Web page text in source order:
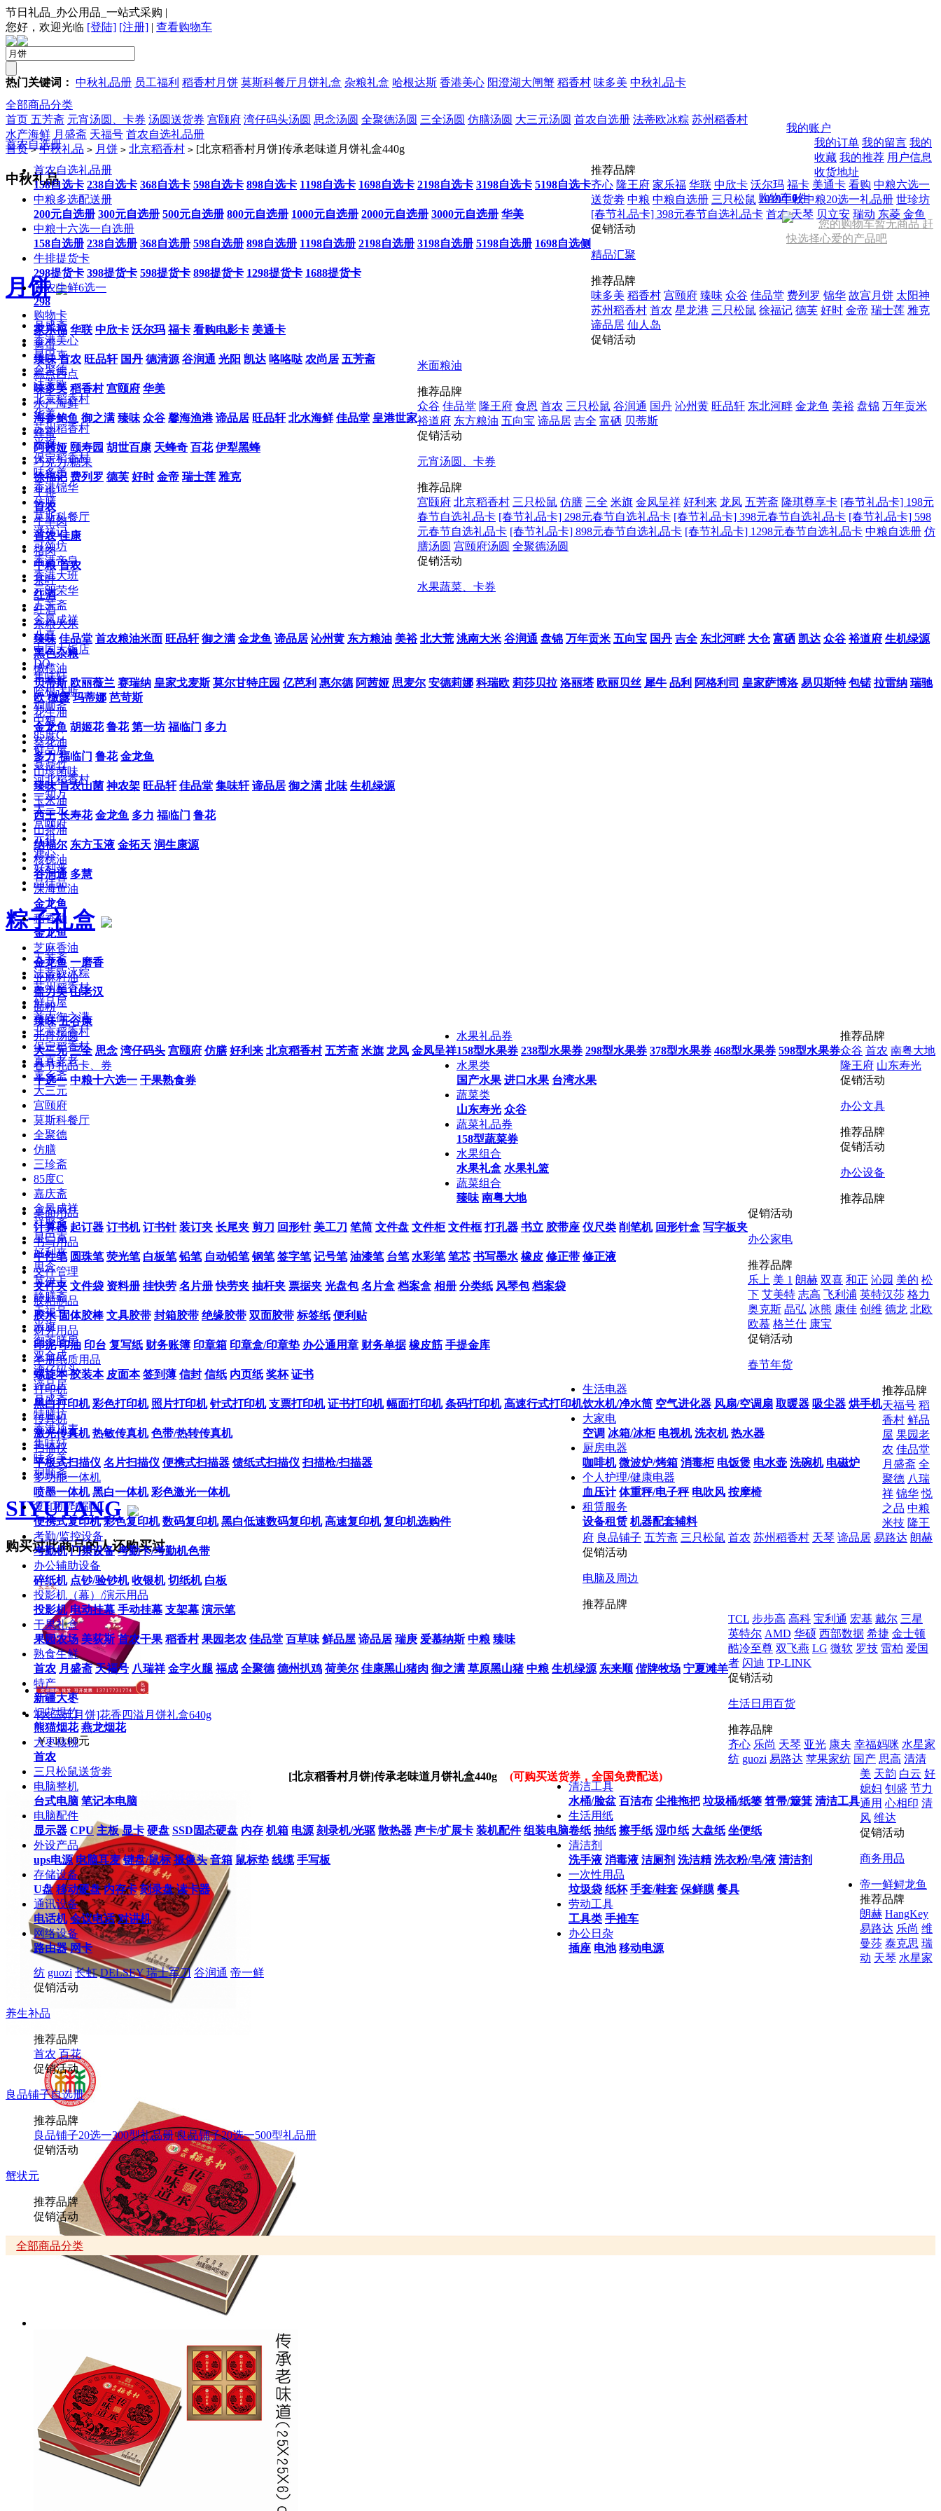
节日礼品_办公用品_一站式采购 |
您好，欢迎光临 [登陆] [注册] | 查看购物车
热门关键词： 中秋礼品册 员工福利 稻香村月饼 莫斯科餐厅月饼礼盒 杂粮礼盒 哈根达斯 香港美心 阳澄湖大闸蟹 稻香村 味多美 中秋礼品卡
我的账户
我的订单 我的留言 我的
收藏 我的推荐 用户信息
收货地址
购物车0件
您的购物车暂无商品 赶
快选择心爱的产品吧
全部商品分类
首农自选册
首农自选礼品册
158自选卡 238自选卡 368自选卡 598自选卡 898自选卡 1198自选卡 1698自选卡 2198自选卡 3198自选卡 5198自选卡
中粮多选配送册
200元自选册 300元自选册 500元自选册 800元自选册 1000元自选册 2000元自选册 3000元自选册 华美
中粮十六选一自选册
158自选册 238自选册 368自选册 598自选册 898自选册 1198自选册 2198自选册 3198自选册 5198自选册 1698自选侧
牛排提货卡
298提货卡 398提货卡 598提货卡 898提货卡 1298提货卡 1688提货卡
首农生鲜6选一
298
购物卡
家乐福 华联 中欣卡 沃尔玛 福卡 看购电影卡 美通卡
推荐品牌
齐心 隆王府 家乐福 华联 中欣卡 沃尔玛 福卡 美通卡 看购 中粮六选一
送货劵 中粮 中粮自选册 三只松鼠 2019中秋中粮20选一礼品册 世珍坊
[春节礼品卡] 398元春节自选礼品卡 首农 天琴 贝立安 瑞动 东菱 金鱼
促销活动
精品汇聚
禽蛋
臻味 首农 旺品轩 国丹 德清源 谷润通 光阳 凯达 咯咯哒 农尚居 五芳斋
糕点西点
味多美 稻香村 宫颐府 华美
水产海鲜
海参鲍鱼 御之满 臻味 众谷 馨海渔港 谛品居 旺品轩 北水海鲜 佳品堂 皇港世家
蜂蜜
阿茜娅 颐寿园 胡世百康 天蜂奇 百花 伊犁黑蜂
巧克力/糖果
徐福记 费列罗 德芙 好时 金帝 瑞士莲 雅克
牛排
首农
牛羊肉
首农 佳康
猪肉
中粮 首农
茶叶
红酒
红酒
推荐品牌
味多美 稻香村 宫颐府 臻味 众谷 佳品堂 费列罗 锦华 故宫月饼 太阳神
苏州稻香村 首农 星龙港 三只松鼠 徐福记 德芙 好时 金帝 瑞士莲 雅克
谛品居 仙人岛
促销活动
米面粮油
杂粮大米
臻味 佳品堂 首农粮油米面 旺品轩 御之满 金龙鱼 谛品居 沁州黄 东方粮油 美裕 北大荒 洮南大米 谷润通 盘锦 万年贡米 五向宝 国丹 吉全 东北河畔 大仓 富硒 凯达 众谷 裕道府 生机绿源
黑色杂粮
橄榄油
贝蒂斯 欧丽薇兰 赛瑞纳 皇家戈麦斯 莫尔甘特庄园 亿芭利 惠尔德 阿茜娅 思麦尔 安德莉娜 科瑞欧 莉莎贝拉 洛丽塔 欧丽贝丝 犀牛 品利 阿格利司 皇家萨博洛 易贝斯特 包锘 拉雷纳 瑞驰
欧 橄露 玛蒂娜 芭苛斯
花生油
金龙鱼 胡姬花 鲁花 第一坊 福临门 多力
葵花油
多力 福临门 鲁花 金龙鱼
山珍菌味
臻味 首农山菌 神农架 旺品轩 佳品堂 集味轩 谛品居 御之满 北味 生机绿源
玉米油
西王 长寿花 金龙鱼 多力 福临门 鲁花
山茶油
纳福尔 东方玉液 金拓天 润生康源
核桃油
谷润通 多慧
深海鱼油
金龙鱼
稻香油
金龙鱼
芝麻香油
金龙鱼 一磨香
亚麻籽油
盖力美 山老汉
面粉
臻味 五谷康
推荐品牌
众谷 佳品堂 隆王府 食恩 首农 三只松鼠 谷润通 国丹 沁州黄 旺品轩 东北河畔 金龙鱼 美裕 盘锦 万年贡米
裕道府 东方粮油 五向宝 谛品居 吉全 富硒 贝蒂斯
促销活动
元宵汤圆、卡券
元宵汤圆
大三元 三全 思念 湾仔码头 宫颐府 仿膳 好利来 北京稻香村 五芳斋 米旗 龙凤 金凤呈祥
春节礼品卡、券
十选一 中粮十六选一 干果熟食券
推荐品牌
宫颐府 北京稻香村 三只松鼠 仿膳 三全 米旗 金凤呈祥 好利来 龙凤 五芳斋 隆琪尊享卡 [春节礼品卡] 198元
春节自选礼品卡 [春节礼品卡] 298元春节自选礼品卡 [春节礼品卡] 398元春节自选礼品卡 [春节礼品卡] 598
元春节自选礼品卡 [春节礼品卡] 898元春节自选礼品卡 [春节礼品卡] 1298元春节自选礼品卡 中粮自选册 仿
膳汤圆 宫颐府汤圆 全聚德汤圆
促销活动
水果蔬菜、卡券
水果礼品券
158型水果券 238型水果券 298型水果券 378型水果券 468型水果券 598型水果券
水果类
国产水果 进口水果 台湾水果
蔬菜类
山东寿光 众谷
蔬菜礼品券
158型蔬菜券
水果组合
水果礼盒 水果礼篮
蔬菜组合
臻味 南粤大地
推荐品牌
众谷 首农 南粤大地
隆王府 山东寿光
促销活动
办公文具
桌面用品
计算器 起订器 订书机 订书针 装订夹 长尾夹 剪刀 回形针 美工刀 笔筒 文件盘 文件柜 文件框 打孔器 书立 胶带座 仪尺类 削笔机 回形针盒 写字板夹
书写用品
中性笔 圆珠笔 荧光笔 白板笔 铅笔 自动铅笔 钢笔 签字笔 记号笔 油漆笔 台笔 水彩笔 笔芯 书写墨水 橡皮 修正带 修正液
文件管理
文件夹 文件袋 资料册 挂快劳 名片册 快劳夹 抽杆夹 票据夹 光盘包 名片盒 档案盒 相册 分类纸 风琴包 档案袋
胶粘制品
胶水 固体胶棒 文具胶带 封箱胶带 绝缘胶带 双面胶带 标签纸 便利贴
财务用品
印泥 印油 印台 复写纸 财务账簿 印章箱 印章盒/印章垫 办公通用章 财务单据 橡皮筋 手提金库
本册纸质用品
螺旋本 胶装本 皮面本 签到薄 信封 信纸 内页纸 奖杯 证书
推荐品牌
促销活动
办公设备
打印机
黑白打印机 彩色打印机 照片打印机 针式打印机 支票打印机 证书打印机 幅面打印机 条码打印机 高速行式打印机
传真机
激光传真机 热敏传真机 色带/热转传真机
扫描仪
平板式扫描仪 名片扫描仪 便携式扫描器 馈纸式扫描仪 扫描枪/扫描器
多功能一体机
喷墨一体机 黑白一体机 彩色激光一体机
复印机/印刷机
便携式复印机 彩色复印机 数码复印机 黑白低速数码复印机 高速复印机 复印机选购件
考勤/监控设备
考勤机 门禁设备 考勤卡/考勤机色带
办公辅助设备
碎纸机 点钞/验钞机 收银机 切纸机 白板
投影机（幕）/演示用品
投影机 电动挂幕 手动挂幕 支架幕 演示笔
推荐品牌
促销活动
办公家电
生活电器
饮水机/净水筒 空气进化器 风扇/空调扇 取暖器 吸尘器 烘手机
大家电
空调 冰箱/冰柜 电视机 洗衣机 热水器
厨房电器
咖啡机 微波炉/烤箱 消毒柜 电饭煲 电水壶 洗碗机 电磁炉
个人护理/健康电器
血压计 体重秤/电子秤 电吹风 按摩椅
租赁服务
设备租赁 机器配套辅料
推荐品牌
乐上 美 1 朗赫 双喜 和正 沁园 美的 松
下 艾美特 志高 飞利浦 英特汉莎 格力
奥克斯 晶弘 冰熊 康佳 创维 德龙 北欧
欧慕 格兰仕 康宝
促销活动
春节年货
干果礼盒
果园农场 美荻斯 首农干果 稻香村 果园老农 佳品堂 百草味 鲜品屋 谛品居 瑞庚 爱慕纳斯 中粮 臻味
熟食生鲜
首农 月盛斋 天福号 八瑞祥 金字火腿 福成 全聚德 德州扒鸡 荷美尔 佳康黑山猪肉 御之满 草原黑山猪 中粮 生机绿源 东来顺 偕牌牧场 宁夏滩羊
特产
新疆大枣
烟花爆竹
熊猫烟花 燕龙烟花
大枣核桃
首农
三只松鼠送货劵
推荐品牌
天福号 稻
香村 鲜品
屋 果园老
农 佳品堂
月盛斋 全
聚德 八瑞
祥 锦华 悦
之品 中粮
米技 隆王
府 良品铺子 五芳斋 三只松鼠 首农 苏州稻香村 天琴 谛品居 易路达 朗赫
促销活动
电脑及周边
电脑整机
台式电脑 笔记本电脑
电脑配件
显示器 CPU 主板 显卡 硬盘 SSD固态硬盘 内存 机箱 电源 刻录机/光驱 散热器 声卡/扩展卡 装机配件 组装电脑
外设产品
ups电源 电脑耳麦 键盘/鼠标 摄像头 音箱 鼠标垫 线缆 手写板
存储设备
U盘 移动硬盘 内存卡 刻录盘 读卡器
通讯设备
电话机 会议电话 对讲机
网络设备
路由器 网卡
推荐品牌
TCL 步步高 高科 宝利通 宏基 戴尔 三星
英特尔 AMD 华硕 西部数据 希捷 金士顿
酷冷至尊 双飞燕 LG 微软 罗技 雷柏 爱国
者 闪迪 TP-LINK
促销活动
生活日用百货
清洁工具
水桶/脸盆 百洁布 尘推拖把 垃圾桶/纸篓 笤帚/簸箕 清洁工具
生活用纸
卷纸 抽纸 擦手纸 湿巾纸 大盘纸 坐便纸
清洁剂
洗手液 消毒液 洁厕剂 洗洁精 洗衣粉/皂/液 清洁剂
一次性用品
垃圾袋 纸杯 手套/鞋套 保鲜膜 餐具
劳动工具
工具类 手推车
办公日杂
插座 电池 移动电源
推荐品牌
齐心 乐尚 天琴 亚光 康夫 幸福妈咪 水星家
纺 guozi 易路达 苹果家纺 国产 思高 清清
美 天韵 白云 好
媳妇 钊盛 节力
通用 心相印 清
风 维达
促销活动
商务用品
帝一鲜鲟龙鱼
推荐品牌
朗赫 HangKey
易路达 乐尚 维
曼莎 泰克思 瑞
动 天琴 水星家
纺 guozi 长虹 DELSEY 瑞士军刀 谷润通 帝一鲜
促销活动
养生补品
推荐品牌
首农 百花
促销活动
良品铺子自选册
推荐品牌
良品铺子20选一300型礼品册 良品铺子20选一500型礼品册
促销活动
蟹状元
推荐品牌
促销活动
全部商品分类
首页 五芳斋 元宵汤圆、卡券 汤圆送货券 宫颐府 湾仔码头汤圆 思念汤圆 全聚德汤圆 三全汤圆 仿膳汤圆 大三元汤圆 首农自选册 法蒂欧冰粽 苏州稻香村
水产海鲜 月盛斋 天福号 首农自选礼品册
首页 > 中秋礼品 > 月饼 > 北京稻香村 > [北京稻香村月饼]传承老味道月饼礼盒440g
中秋礼品
月饼
月盛斋
香港美心
星巴克
全聚德
法蒂欧
北京稻香村
华美
苏州稻香村
米旗
保定稻香村
味多美
香港锦华
仿膳
莫斯科餐厅
潘祥记
可颂坊
香港帝皇
香港大班
元朗荣华
五芳斋
金凤成祥
八喜
中国大饭店
DQ
集味轩
哈根达斯
桐顺斋
中粮
85度C
鲜品屋
聂鼎竹
河北稻香村
一知万
大三元
宫颐府
元祖
溏心
好利来
品佳品
粽子礼盒
五芳斋
法蒂欧冰粽
苏州稻香村
鲜品屋
首农御之满
北京稻香村
保定稻香村
真真老老
嘉乡斋
大三元
宫颐府
莫斯科餐厅
全聚德
仿膳
三珍斋
85度C
嘉庆斋
金凤成祥
祥聚斋
星巴克
好利来
思念
莫伊卡
静膳斋
天福号
米旗
御茶膳房
双合成
湾仔码头
谛品居
月盛斋
特膳坊
香港顶麦
集味轩
味多美
桐顺斋
SIYUTANG
购买过此商品的人还购买过
[大三元月饼]花香四溢月饼礼盒640g
￥110.00元
[北京稻香村月饼]传承老味道月饼礼盒440g (可购买送货券，全国免费配送)